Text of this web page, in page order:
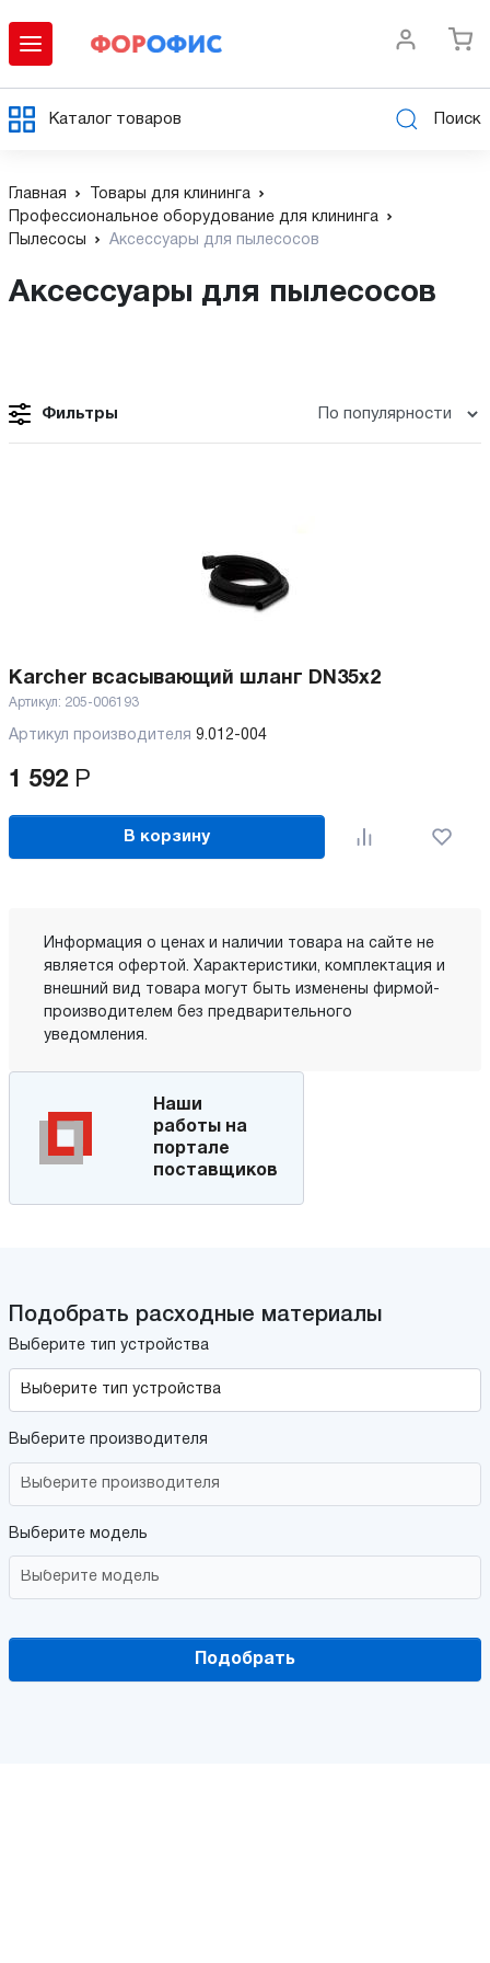
Каталог товаров Поиск
Главная
Товары для клининга
Профессиональное оборудование для клининга
Пылесосы
Аксессуары для пылесосов
Аксессуары для пылесосов
Фильтры
Karcher всасывающий шланг DN35x2
Артикул: 205-006193
Артикул производителя 9.012-004
1 592 Р
В корзину
Информация о ценах и наличии товара на сайте не
является офертой. Характеристики, комплектация и
внешний вид товара могут быть изменены фирмой-
производителем без предварительного
уведомления.
Наши
работы на
портале
поставщиков
Подобрать расходные материалы
Выберите тип устройства
Выберите производителя
Выберите модель
Подобрать